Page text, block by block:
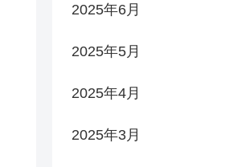
2025年6月
2025年5月
2025年4月
2025年3月